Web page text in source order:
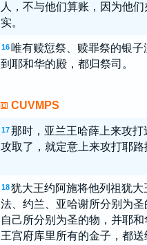
人，不与他们算账，因为他们
实。
16 唯有赎愆祭、赎罪祭的银子
到耶和华的殿，都归祭司。
CUVMPS
17 那时，亚兰王哈薛上来攻打
攻取了，就定意上来攻打耶路
18 犹大王约阿施将他列祖犹大
法、约兰、亚哈谢所分别为圣
自己所分别为圣的物，并耶和
王宫府库里所有的金子，都送